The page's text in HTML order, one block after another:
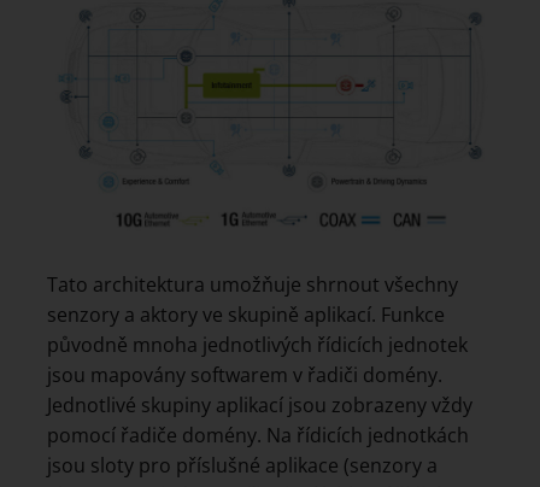
Tato architektura umožňuje shrnout všechny
senzory a aktory ve skupině aplikací. Funkce
původně mnoha jednotlivých řídicích jednotek
jsou mapovány softwarem v řadiči domény.
Jednotlivé skupiny aplikací jsou zobrazeny vždy
pomocí řadiče domény. Na řídicích jednotkách
jsou sloty pro příslušné aplikace (senzory a